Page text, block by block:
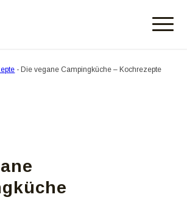
- Die vegane Campingküche – Kochrezepte